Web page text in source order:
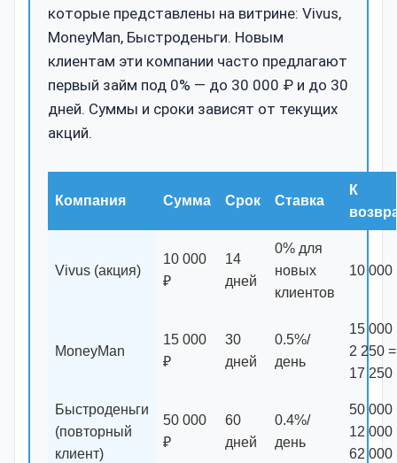
которые представлены на витрине: Vivus,
MoneyMan, Быстроденьги. Новым
клиентам эти компании часто предлагают
первый займ под 0% — до 30 000 ₽ и до 30
дней. Суммы и сроки зависят от текущих
акций.
Компания Сумма Срок Ставка
К
Vivus (акция)
10 000
₽
14
дней
0% для
новых
клиентов
10 000
MoneyMan
15 000
₽
30
дней
0.5%/
день
15 000
2 250 =
17 250
Быстроденьги
(повторный
клиент)
50 000
₽
60
дней
0.4%/
день
50 000
12 000
62 000